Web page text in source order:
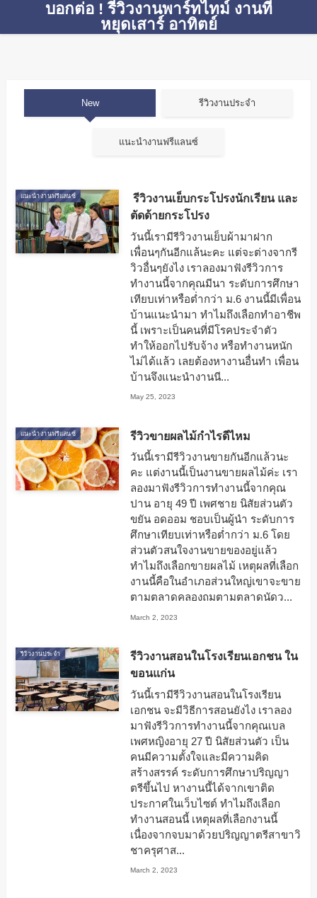
บอกต่อ ! รีวิวงานพาร์ทไทม์ งานที่
หยุดเสาร์ อาทิตย์
New รีวิวงานประจำ
แนะนำงานฟรีแลนซ์
แนะนำงานฟรีแลนซ์
รีวิวงานเย็บกระโปรงนักเรียน และ
ตัดด้ายกระโปรง
วันนี้เรามีรีวิวงานเย็บผ้ามาฝาก
เพื่อนๆกันอีกแล้นะคะ แต่จะต่างจากรี
วิวอื่นๆยังไง เราลองมาฟังรีวิวการ
ทำงานนี้จากคุณมีนา ระดับการศึกษา
เทียบเท่าหรือต่ำกว่า ม.6 งานนี้มีเพื่อน
บ้านแนะนำมา ทำไมถึงเลือกทำอาชีพ
นี้ เพราะเป็นคนที่มีโรคประจำตัว
ทำให้ออกไปรับจ้าง หรือทำงานหนัก
ไม่ได้แล้ว เลยต้องหางานอื่นทำ เพื่อน
บ้านจึงแนะนำงานนี...
May 25, 2023
แนะนำงานฟรีแลนซ์ รีวิวขายผลไม้กำไรดีไหม
วันนี้เรามีรีวิวงานขายกันอีกแล้วนะ
คะ แต่งานนี้เป็นงานขายผลไม้ค่ะ เรา
ลองมาฟังรีวิวการทำงานนี้จากคุณ
ปาน อายุ 49 ปี เพศชาย นิสัยส่วนตัว
ขยัน อดออม ชอบเป็นผู้นำ ระดับการ
ศึกษาเทียบเท่าหรือต่ำกว่า ม.6 โดย
ส่วนตัวสนใจงานขายของอยู่แล้ว
ทำไมถึงเลือกขายผลไม้ เหตุผลที่เลือก
งานนี้คือในอำเภอส่วนใหญ่เขาจะขาย
ตามตลาดคลองถมตามตลาดนัดว...
March 2, 2023
รีวิวงานประจำ
รีวิวงานสอนในโรงเรียนเอกชน ใน
ขอนแก่น
วันนี้เรามีรีวิวงานสอนในโรงเรียน
เอกชน จะมีวิธีการสอนยังไง เราลอง
มาฟังรีวิวการทำงานนี้จากคุณเบล
เพศหญิงอายุ 27 ปี นิสัยส่วนตัว เป็น
คนมีความตั้งใจและมีความคิด
สร้างสรรค์ ระดับการศึกษาปริญญา
ตรีขึ้นไป หางานนี้ได้จากเขาติด
ประกาศในเว็บไซต์ ทำไมถึงเลือก
ทำงานสอนนี้ เหตุผลที่เลือกงานนี้
เนื่องจากจบมาด้วยปริญญาตรีสาขาวิ
ชาครุศาส...
March 2, 2023